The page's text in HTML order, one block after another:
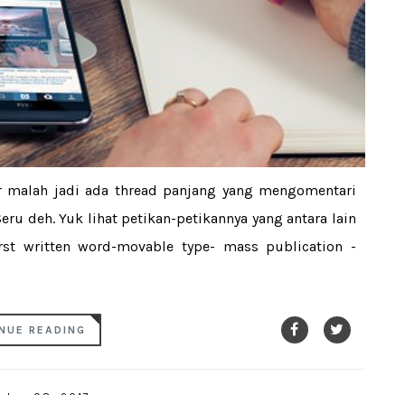
jadi ada thread panjang yang mengomentari
deh. Yuk lihat petikan-petikannya yang antara lain
written word-movable type- mass publication -
READING